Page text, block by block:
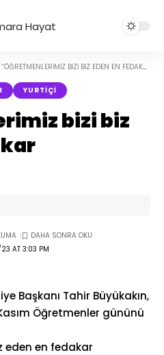
“ÖĞRETMENLERIMIZ BIZI BIZ EDEN EN FEDAKAR INSANLARDIR”
YURTIÇI
bizi biz
23 AT 3:03 PM
Başkanı Tahir Büyükakın,
Öğretmenler gününü
eden en fedakar